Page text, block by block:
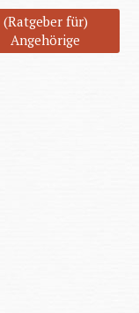
(Ratgeber für)
Angehörige